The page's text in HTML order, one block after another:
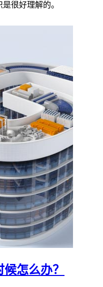
很好理解的。
怎么办？